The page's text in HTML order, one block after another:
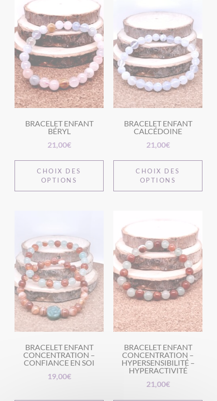
BRACELET ENFANT
BÉRYL
21,00€
CHOIX DES
OPTIONS
BRACELET ENFANT
CALCÉDOINE
21,00€
CHOIX DES
OPTIONS
BRACELET ENFANT
CONCENTRATION –
CONFIANCE EN SOI
19,00€
BRACELET ENFANT
CONCENTRATION –
HYPERSENSIBILITÉ –
HYPERACTIVITÉ
21,00€